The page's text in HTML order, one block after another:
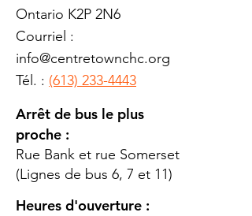
Ontario K2P 2N6
Courriel :
info@centretownchc.org
Tél. : (613) 233-4443
Arrêt de bus le plus
proche :
Rue Bank et rue Somerset
(Lignes de bus 6, 7 et 11)
Heures d'ouverture :